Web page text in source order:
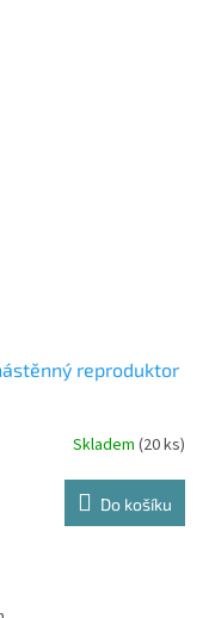
reproduktor
Skladem (20 ks)
Do košíku